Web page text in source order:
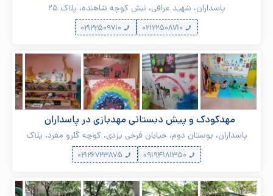
پاسداران، شهید عراقی، نبش کوچه شاهنده، پلاک ۲۵
مهدکودک و پیش دبستانی مهدبازی در پاسداران
پاسداران، بوستان دوم، خیابان فرخی یزدی، کوچه گلرو مفرد، پلاک
۴۱